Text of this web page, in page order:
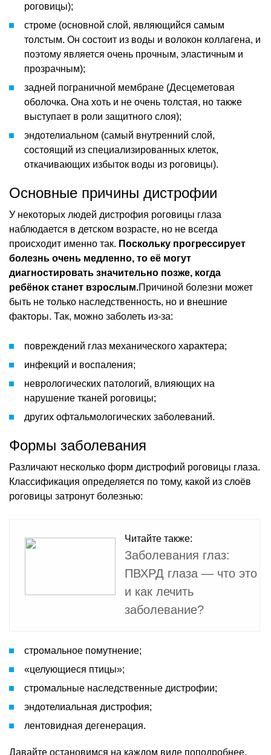
роговицы);
строме (основной слой, являющийся самым
толстым. Он состоит из воды и волокон коллагена, и
поэтому является очень прочным, эластичным и
прозрачным);
задней пограничной мембране (Десцеметовая
оболочка. Она хоть и не очень толстая, но также
выступает в роли защитного слоя);
эндотелиальном (самый внутренний слой,
состоящий из специализированных клеток,
откачивающих избыток воды из роговицы).
Основные причины дистрофии
У некоторых людей дистрофия роговицы глаза
наблюдается в детском возрасте, но не всегда
происходит именно так. Поскольку прогрессирует
болезнь очень медленно, то её могут
диагностировать значительно позже, когда
ребёнок станет взрослым.Причиной болезни может
быть не только наследственность, но и внешние
факторы. Так, можно заболеть из-за:
повреждений глаз механического характера;
инфекций и воспаления;
неврологических патологий, влияющих на
нарушение тканей роговицы;
других офтальмологических заболеваний.
Формы заболевания
Различают несколько форм дистрофий роговицы глаза.
Классификация определяется по тому, какой из слоёв
роговицы затронут болезнью:
Читайте также:
Заболевания глаз:
ПВХРД глаза — что это
и как лечить
заболевание?
стромальное помутнение;
«целующиеся птицы»;
стромальные наследственные дистрофии;
эндотелиальная дистрофия;
лентовидная дегенерация.
Давайте остановимся на каждом виде поподробнее.